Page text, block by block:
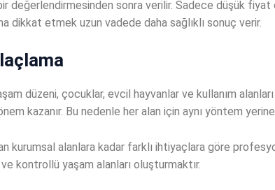
değerlendirmesinden sonra verilir. Sadece düşük fiyat
dikkat etmek uzun vadede daha sağlıklı sonuç verir.
düzeni, çocuklar, evcil hayvanlar ve kullanım
kazanır. Bu nedenle her alan için aynı yöntem
kurumsal alanlara kadar farklı ihtiyaçlara göre
kontrollü yaşam alanları oluşturmaktır.